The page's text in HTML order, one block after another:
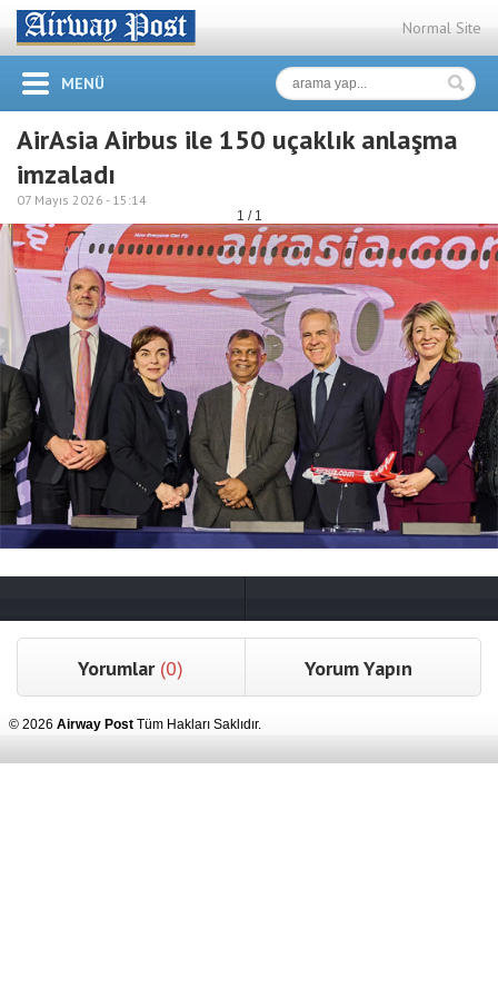
Normal Site
MENÜ
AirAsia Airbus ile 150 uçaklık anlaşma
imzaladı
07 Mayıs 2026 - 15:14
1 / 1
Yorumlar (0) Yorum Yapın
© 2026 Airway Post Tüm Hakları Saklıdır.